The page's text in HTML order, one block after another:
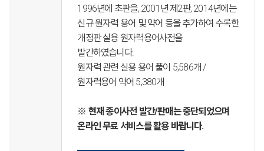
1996년에 초판을, 2001년 제2판, 2014년에는
신규 원자력 용어 및 약어 등을 추가하여 수록한
개정판 실용 원자력용어사전을
발간하였습니다.
원자력 관련 실용 용어 풀이 5,586개 /
원자력용어 약어 5,380개
※ 현재 종이사전 발간/판매는 중단되었으며
온라인 무료 서비스를 활용 바랍니다.